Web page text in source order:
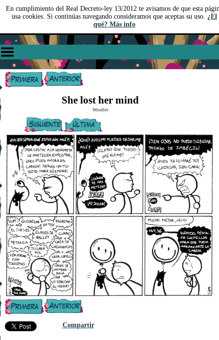
En cumplimiento del Real Decreto-ley 13/2012 te avisamos de que esta
usa cookies. Si continúas navegando consideramos que aceptas su uso. ¿El
qué? Más info
She lost her mind
Woodies
Compartir